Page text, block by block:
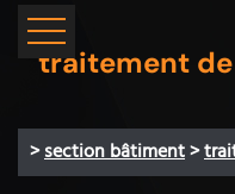
traitement
>section bâtiment>